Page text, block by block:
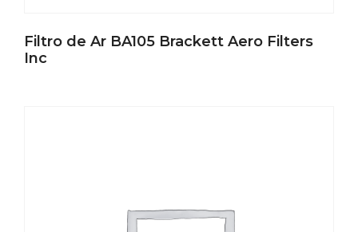
Filtro de Ar BA105 Brackett Aero Filters
Inc